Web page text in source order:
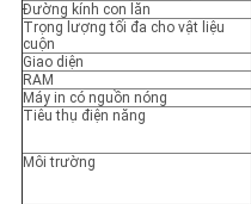
Đường kính con lăn
Trọng lượng tối đa cho vật liệu
cuộn
Giao diện
RAM
Máy in có nguồn nóng
Tiêu thụ điện năng
Môi trường